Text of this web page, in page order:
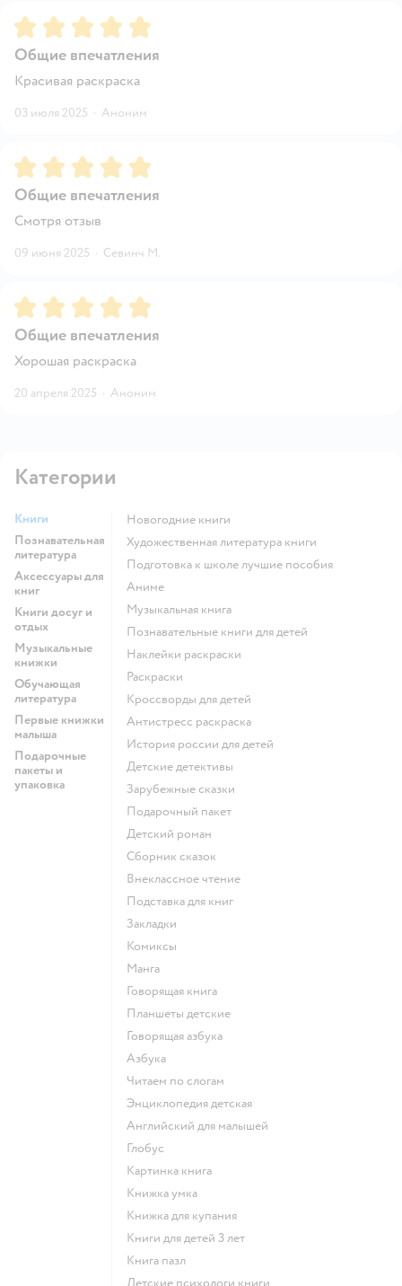
Рейтинг:5
Общие впечатления
Красивая раскраска
03 июля 2025 · Аноним
Рейтинг:5
Общие впечатления
Смотря отзыв
09 июня 2025 · Севинч М.
Рейтинг:5
Общие впечатления
Хорошая раскраска
20 апреля 2025 · Аноним
Категории
Книги
Познавательная
литература
Аксессуары для
книг
Книги досуг и
отдых
Музыкальные
книжки
Обучающая
литература
Первые книжки
малыша
Подарочные
пакеты и
упаковка
новогодние книги
художественная литература книги
подготовка к школе лучшие пособия
Аниме
музыкальная книга
познавательные книги для детей
наклейки раскраски
раскраски
кроссворды для детей
антистресс раскраска
история россии для детей
детские детективы
зарубежные сказки
подарочный пакет
детский роман
сборник сказок
внеклассное чтение
подставка для книг
закладки
комиксы
манга
говорящая книга
Планшеты детские
говорящая азбука
азбука
читаем по слогам
энциклопедия детская
английский для малышей
глобус
картинка книга
книжка умка
книжка для купания
книги для детей 3 лет
книга пазл
детские психологи книги